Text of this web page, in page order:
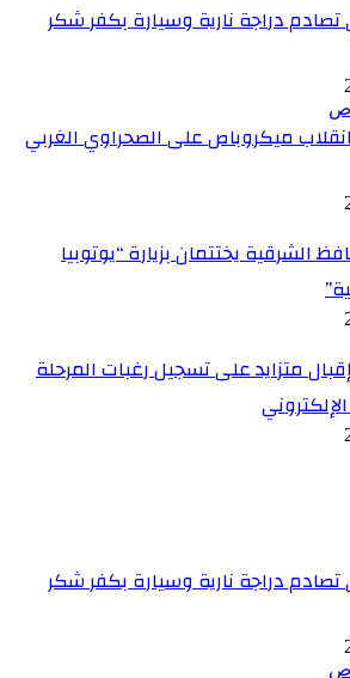
دراجة نارية وسيارة بكفر شكر
ميكروباص على الصحراوي الغربي
الشرقية يختتمان بزيارة “يوتوبيا
متزايد على تسجيل رغبات المرحلة
دراجة نارية وسيارة بكفر شكر